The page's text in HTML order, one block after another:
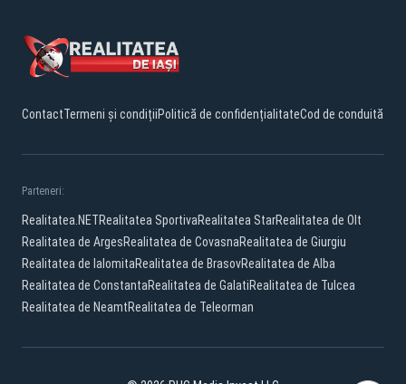
ContactTermeni și condițiiPolitică de confidențialitateCod de conduită
Parteneri:
Realitatea.NETRealitatea SportivaRealitatea StarRealitatea de Olt
Realitatea de ArgesRealitatea de CovasnaRealitatea de Giurgiu
Realitatea de IalomitaRealitatea de BrasovRealitatea de Alba
Realitatea de ConstantaRealitatea de GalatiRealitatea de Tulcea
Realitatea de NeamtRealitatea de Teleorman